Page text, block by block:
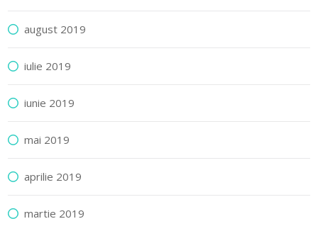
august 2019
iulie 2019
iunie 2019
mai 2019
aprilie 2019
martie 2019